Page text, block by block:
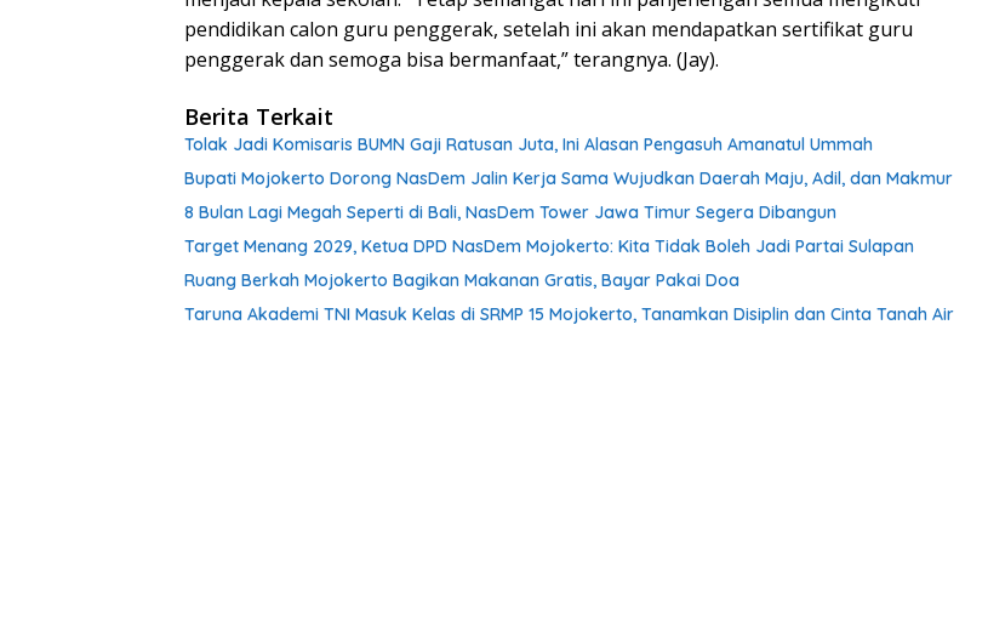
pendidikan calon guru penggerak, setelah ini akan mendapatkan sertifikat guru
penggerak dan semoga bisa bermanfaat,” terangnya. (Jay).
Berita Terkait
Tolak Jadi Komisaris BUMN Gaji Ratusan Juta, Ini Alasan Pengasuh Amanatul Ummah
Bupati Mojokerto Dorong NasDem Jalin Kerja Sama Wujudkan Daerah Maju, Adil, dan Makmur
8 Bulan Lagi Megah Seperti di Bali, NasDem Tower Jawa Timur Segera Dibangun
Target Menang 2029, Ketua DPD NasDem Mojokerto: Kita Tidak Boleh Jadi Partai Sulapan
Ruang Berkah Mojokerto Bagikan Makanan Gratis, Bayar Pakai Doa
Taruna Akademi TNI Masuk Kelas di SRMP 15 Mojokerto, Tanamkan Disiplin dan Cinta Tanah Air